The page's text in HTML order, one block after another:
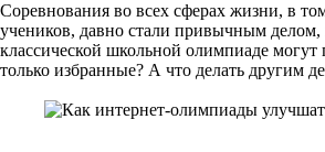
Соревнования во всех сферах жизни, в
учеников, давно стали привычным делом,
классической школьной олимпиаде могут
только избранные? А что делать другим